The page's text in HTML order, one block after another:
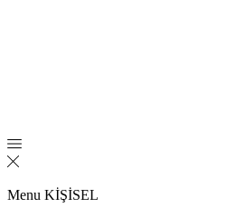
Menu KİŞİSEL